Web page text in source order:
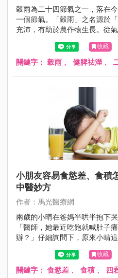
穀雨為二十四節氣之一，落在
一個節氣。「穀雨」之名源於
充沛，有助於農作物生長。從
逐漸升高，濕氣明顯增加，天
的旺盛，是一個「由肝轉脾」
收藏
關鍵字： 穀雨 、 健脾祛溼 、
小朋友容易食慾差、食積
中醫妙方
作者：馬光醫療網
兩歲的小晴在爸媽半哄半抱下
「醫師，她最近吃飽就喊肚子
辦？」仔細詢問下，原來小晴
飽，偏愛零食卻不碰正餐，甚
收藏
關鍵字： 食慾差 、 食積 、 四